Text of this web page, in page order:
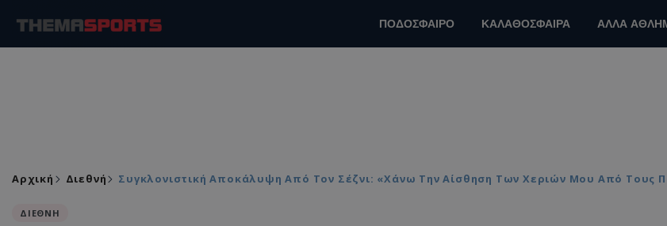
ΠΟΔΟΣΦΑΙΡΟ ΚΑΛΑΘΟΣΦΑΙΡΑ ΑΛΛΑ
Αρχική Διεθνή Συγκλονιστική Αποκάλυψη Από Τον Σέζνι: «Χάνω Την Αίσθηση Των Χεριών Μου Από
ΔΙΕΘΝΗ